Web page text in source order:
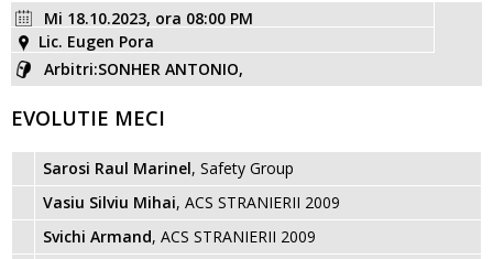
Mi 18.10.2023, ora 08:00 PM
Lic. Eugen Pora
Arbitri:SONHER ANTONIO,
EVOLUTIE MECI
Sarosi Raul Marinel, Safety Group
Vasiu Silviu Mihai, ACS STRANIERII 2009
Svichi Armand, ACS STRANIERII 2009